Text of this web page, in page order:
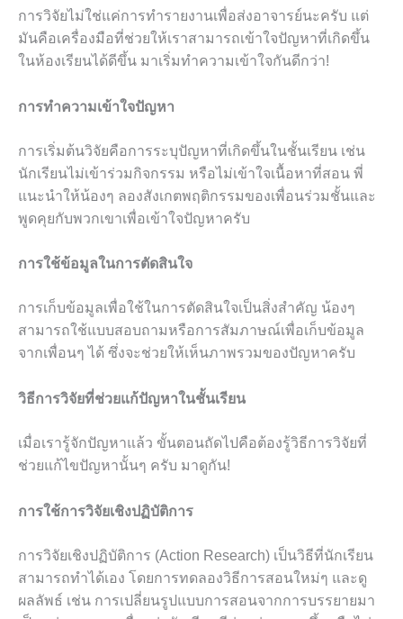
การวิจัยไม่ใช่แค่การทำรายงานเพื่อส่งอาจารย์นะครับ แต่
มันคือเครื่องมือที่ช่วยให้เราสามารถเข้าใจปัญหาที่เกิดขึ้น
ในห้องเรียนได้ดีขึ้น มาเริ่มทำความเข้าใจกันดีกว่า!
การทำความเข้าใจปัญหา
การเริ่มต้นวิจัยคือการระบุปัญหาที่เกิดขึ้นในชั้นเรียน เช่น
นักเรียนไม่เข้าร่วมกิจกรรม หรือไม่เข้าใจเนื้อหาที่สอน พี่
แนะนำให้น้องๆ ลองสังเกตพฤติกรรมของเพื่อนร่วมชั้นและ
พูดคุยกับพวกเขาเพื่อเข้าใจปัญหาครับ
การใช้ข้อมูลในการตัดสินใจ
การเก็บข้อมูลเพื่อใช้ในการตัดสินใจเป็นสิ่งสำคัญ น้องๆ
สามารถใช้แบบสอบถามหรือการสัมภาษณ์เพื่อเก็บข้อมูล
จากเพื่อนๆ ได้ ซึ่งจะช่วยให้เห็นภาพรวมของปัญหาครับ
วิธีการวิจัยที่ช่วยแก้ปัญหาในชั้นเรียน
เมื่อเรารู้จักปัญหาแล้ว ขั้นตอนถัดไปคือต้องรู้วิธีการวิจัยที่
ช่วยแก้ไขปัญหานั้นๆ ครับ มาดูกัน!
การใช้การวิจัยเชิงปฏิบัติการ
การวิจัยเชิงปฏิบัติการ (Action Research) เป็นวิธีที่นักเรียน
สามารถทำได้เอง โดยการทดลองวิธีการสอนใหม่ๆ และดู
ผลลัพธ์ เช่น การเปลี่ยนรูปแบบการสอนจากการบรรยายมา